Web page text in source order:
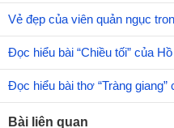
Vẻ đẹp của viên quản ngục
Đọc hiểu bài “Chiều tối” của
Đọc hiểu bài thơ “Tràng giang”
Bài liên quan